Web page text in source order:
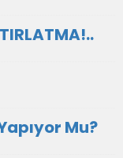
Mu?